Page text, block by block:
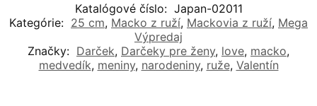
Katalógové číslo: Japan-02011
Kategórie: 25 cm, Macko z ruží, Mackovia z ruží, Mega
Výpredaj
Značky: Darček, Darčeky pre ženy, love, macko,
medvedík, meniny, narodeniny, ruže, Valentín